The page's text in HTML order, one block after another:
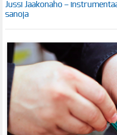
Jussi Jaakonaho –
sanoja